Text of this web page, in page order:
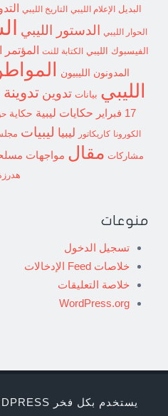
البديل الإعلام الليبي التاريخ الليبي
الحوار الليبي الدستور الليبي
الفيسبوك الليبي الكتابة للنت
المدونون الليبيون
الليبي بيانات تدوين
17 فبراير
حكايات ليبية حكاية
الكورونا كاريكاتور ليبيا ليبيات
مشاركات مقال مواجهات
منوعات
تسجيل الدخول
خلاصات Feed الإدخالات
خلاصة التعليقات
WordPress.org
يستخدم بكل فخر WORDPRESS